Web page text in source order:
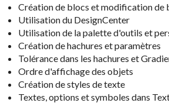
Création de blocs et modification de
Utilisation du DesignCenter
Utilisation de la palette d'outils et
Création de hachures et paramètres
Tolérance dans les hachures et
Ordre d'affichage des objets
Création de styles de texte
Textes, options et symboles dans